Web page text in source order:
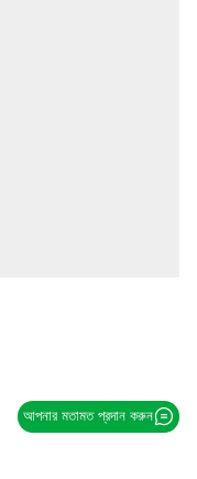
আপনার মতামত প্রদান করুন